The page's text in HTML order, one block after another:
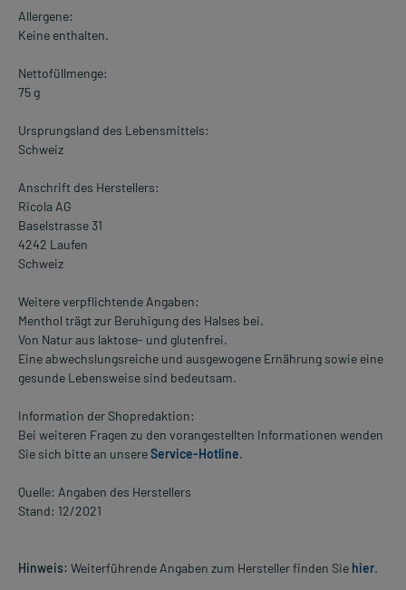
Allergene:
Keine enthalten.
Nettofüllmenge:
75 g
Ursprungsland des Lebensmittels:
Schweiz
Anschrift des Herstellers:
Ricola AG
Baselstrasse 31
4242 Laufen
Schweiz
Weitere verpflichtende Angaben:
Menthol trägt zur Beruhigung des Halses bei.
Von Natur aus laktose- und glutenfrei.
Eine abwechslungsreiche und ausgewogene Ernährung sowie eine
gesunde Lebensweise sind bedeutsam.
Information der Shopredaktion:
Bei weiteren Fragen zu den vorangestellten Informationen wenden
Sie sich bitte an unsereService-Hotline.
Quelle: Angaben des Herstellers
Stand: 12/2021
Hinweis: Weiterführende Angaben zum Hersteller finden Sie hier.